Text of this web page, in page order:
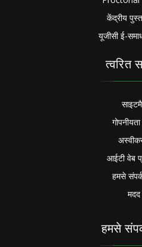
केंद्रीय
यूजीसी ई-
त्वरित
गोपनीयता
आईटी वेब
हमसे
मदद
हमसे